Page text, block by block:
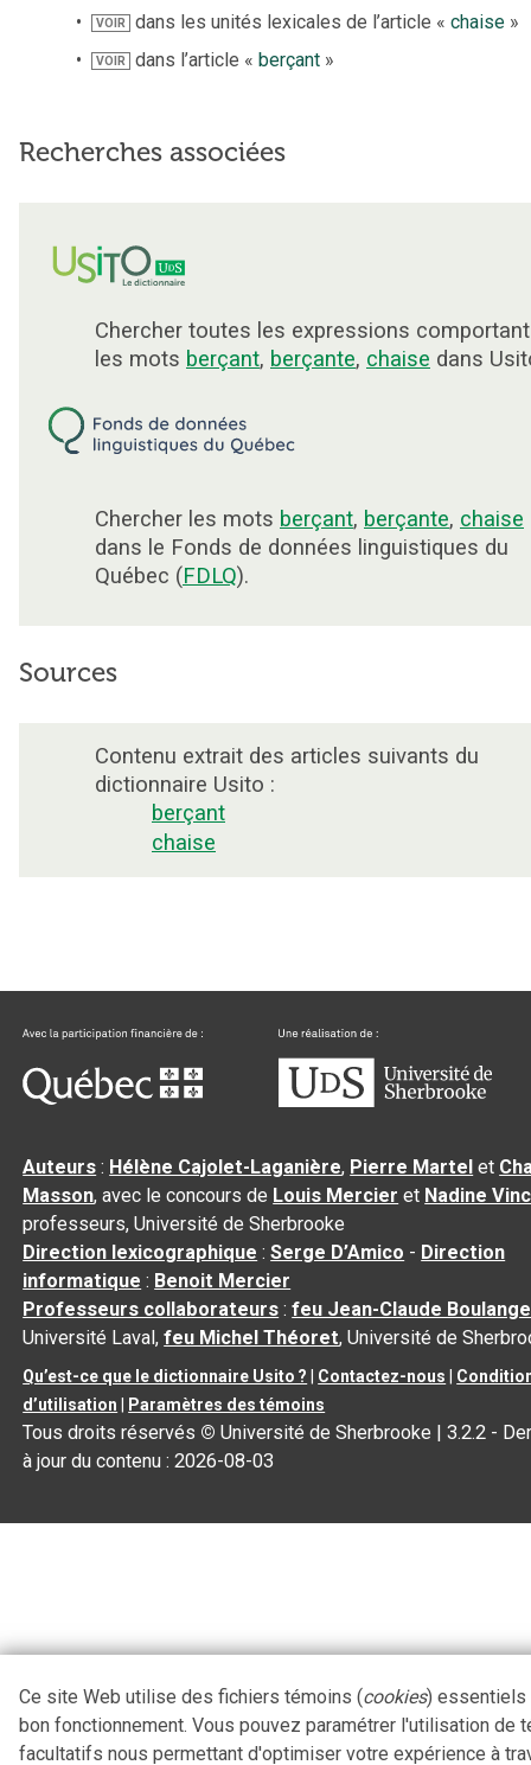
VOIR dans les unités lexicales de l’article «chaise »
VOIR dans l’article «berçant »
Recherches associées
Chercher toutes les expressions comportant
les mots berçant, berçante, chaise dans
Chercher les mots berçant, berçante, chaise
dans le Fonds de données linguistiques du
Québec (FDLQ).
Sources
Contenu extrait des articles suivants du
dictionnaire Usito :
berçant
chaise
Auteurs : Hélène Cajolet-Laganière, Pierre Martel et
Masson, avec le concours de Louis Mercier et Nadine
professeurs, Université de Sherbrooke
Direction lexicographique :Serge D’Amico - Direction
informatique : Benoit Mercier
Professeurs collaborateurs :feu Jean-Claude
Université Laval,feu Michel Théoret, Université de
Qu’est-ce que le dictionnaire Usito ? Contactez-nous
d’utilisation
Paramètres des témoins
Tous droits réservés © Université de Sherbrooke |3.2.2 -
à jour du contenu :2026-08-03
Ce site Web utilise des fichiers témoins (cookies) essentiels
bon fonctionnement. Vous pouvez paramétrer l'utilisation de
facultatifs nous permettant d'optimiser votre expérience à